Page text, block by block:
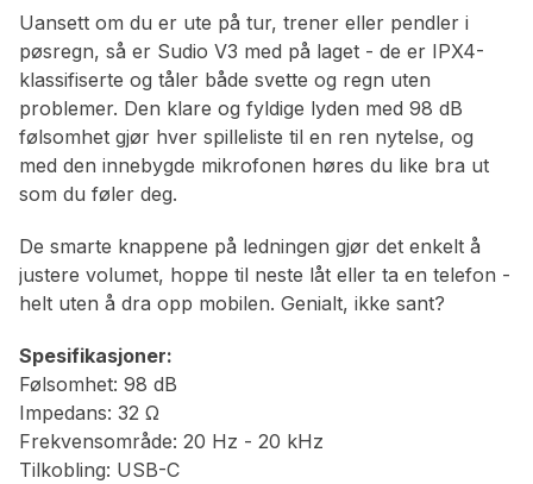
Uansett om du er ute på tur, trener eller pendler i
pøsregn, så er Sudio V3 med på laget - de er IPX4-
klassifiserte og tåler både svette og regn uten
problemer. Den klare og fyldige lyden med 98 dB
følsomhet gjør hver spilleliste til en ren nytelse, og
med den innebygde mikrofonen høres du like bra ut
som du føler deg.
De smarte knappene på ledningen gjør det enkelt å
justere volumet, hoppe til neste låt eller ta en telefon -
helt uten å dra opp mobilen. Genialt, ikke sant?
Spesifikasjoner:
Følsomhet: 98 dB
Impedans: 32 Ω
Frekvensområde: 20 Hz - 20 kHz
Tilkobling: USB-C